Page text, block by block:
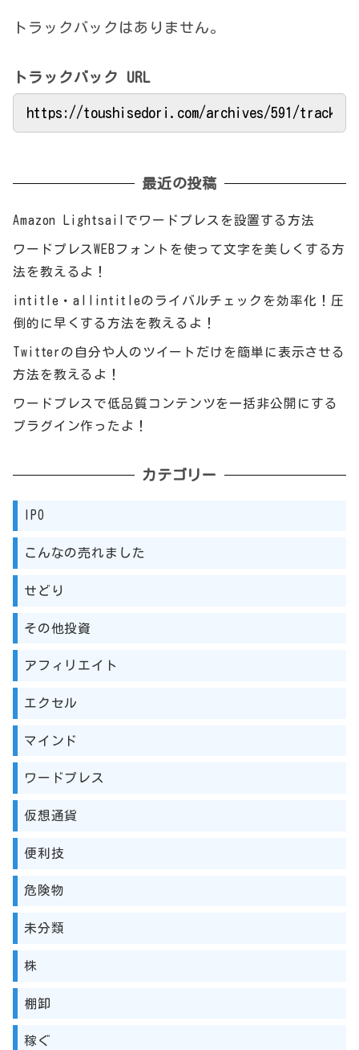
トラックバックはありません。
トラックバック URL
最近の投稿
Amazon Lightsailでワードプレスを設置する方法
ワードプレスWEBフォントを使って文字を美しくする方
法を教えるよ！
intitle・allintitleのライバルチェックを効率化！圧
倒的に早くする方法を教えるよ！
Twitterの自分や人のツイートだけを簡単に表示させる
方法を教えるよ！
ワードプレスで低品質コンテンツを一括非公開にする
プラグイン作ったよ！
カテゴリー
IPO
こんなの売れました
せどり
その他投資
アフィリエイト
エクセル
マインド
ワードプレス
仮想通貨
便利技
危険物
未分類
株
棚卸
稼ぐ